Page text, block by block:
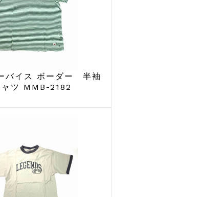
バイス ボーダー 半袖
ツ MMB-2182